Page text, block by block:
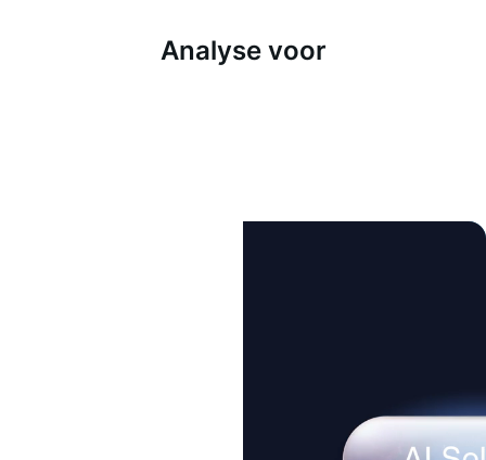
Analyse voor